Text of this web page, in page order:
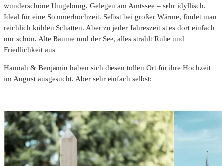
wunderschöne Umgebung. Gelegen am Amtssee – sehr idyllisch.
Ideal für eine Sommerhochzeit. Selbst bei großer Wärme, findet man
reichlich kühlen Schatten. Aber zu jeder Jahreszeit st es dort einfach
nur schön. Alte Bäume und der See, alles strahlt Ruhe und
Friedlichkeit aus.
Hannah & Benjamin haben sich diesen tollen Ort für ihre Hochzeit
im August ausgesucht. Aber sehr einfach selbst: